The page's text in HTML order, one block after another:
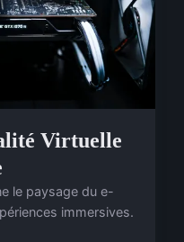
Virtuelle
le paysage du e-
immersives.